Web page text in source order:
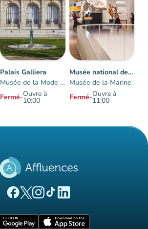
Palais Galliera
Musée de la Mode de Paris
Fermé-Ouvre à
10:00
Musée national de la Marine à Paris-Trocadéro
Musée de la Marine
Fermé-Ouvre à
11:00
(nouvel onglet)
(nouvel onglet)
(nouvel onglet)
(nouvel onglet)
(nouvel onglet)